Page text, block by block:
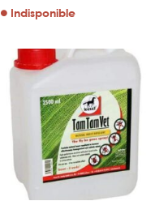
Indisponible